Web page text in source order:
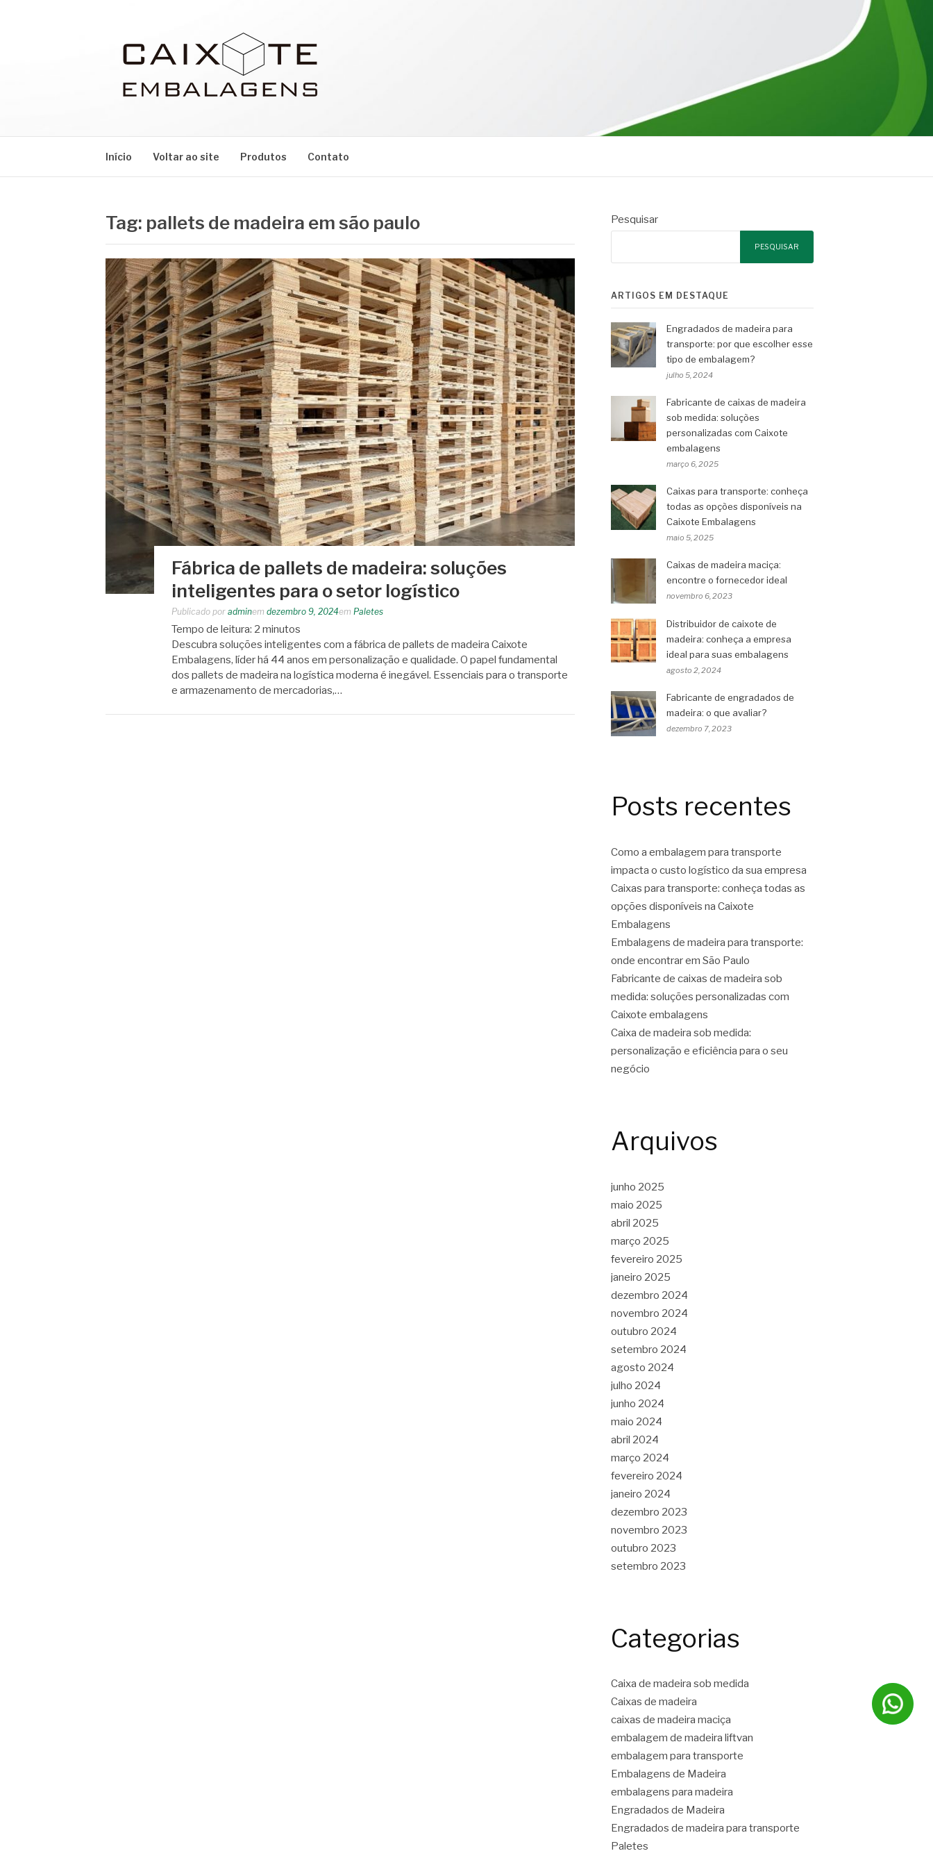
Início Voltar ao site Produtos Contato
Tag: pallets de madeira em são paulo
Fábrica de pallets de madeira: soluções
inteligentes para o setor logístico
Publicado por adminem dezembro 9, 2024em Paletes
Tempo de leitura: 2 minutos
Descubra soluções inteligentes com a fábrica de pallets de madeira Caixote
Embalagens, líder há 44 anos em personalização e qualidade. O papel fundamental
dos pallets de madeira na logística moderna é inegável. Essenciais para o transporte
e armazenamento de mercadorias,…
Pesquisar
PESQUISAR
ARTIGOS EM DESTAQUE
Engradados de madeira para
transporte: por que escolher esse
tipo de embalagem?
julho 5, 2024
Fabricante de caixas de madeira
sob medida: soluções
personalizadas com Caixote
embalagens
março 6, 2025
Caixas para transporte: conheça
todas as opções disponíveis na
Caixote Embalagens
maio 5, 2025
Caixas de madeira maciça:
encontre o fornecedor ideal
novembro 6, 2023
Distribuidor de caixote de
madeira: conheça a empresa
ideal para suas embalagens
agosto 2, 2024
Fabricante de engradados de
madeira: o que avaliar?
dezembro 7, 2023
Posts recentes
Como a embalagem para transporte
impacta o custo logístico da sua empresa
Caixas para transporte: conheça todas as
opções disponíveis na Caixote
Embalagens
Embalagens de madeira para transporte:
onde encontrar em São Paulo
Fabricante de caixas de madeira sob
medida: soluções personalizadas com
Caixote embalagens
Caixa de madeira sob medida:
personalização e eficiência para o seu
negócio
Arquivos
junho 2025
maio 2025
abril 2025
março 2025
fevereiro 2025
janeiro 2025
dezembro 2024
novembro 2024
outubro 2024
setembro 2024
agosto 2024
julho 2024
junho 2024
maio 2024
abril 2024
março 2024
fevereiro 2024
janeiro 2024
dezembro 2023
novembro 2023
outubro 2023
setembro 2023
Categorias
Caixa de madeira sob medida
Caixas de madeira
caixas de madeira maciça
embalagem de madeira liftvan
embalagem para transporte
Embalagens de Madeira
embalagens para madeira
Engradados de Madeira
Engradados de madeira para transporte
Paletes